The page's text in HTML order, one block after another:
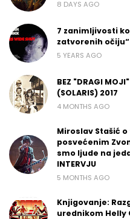
8 DAYS AGO
7 zanimljivosti
zatvorenih očiju“
5 YEARS AGO
BEZ "DRAGI
(SOLARIS) 2017
4 MONTHS AGO
Miroslav Stašić
posvećenim
smo ljude na
INTERVJU
5 MONTHS AGO
Knjigovanje:
urednikom Helly